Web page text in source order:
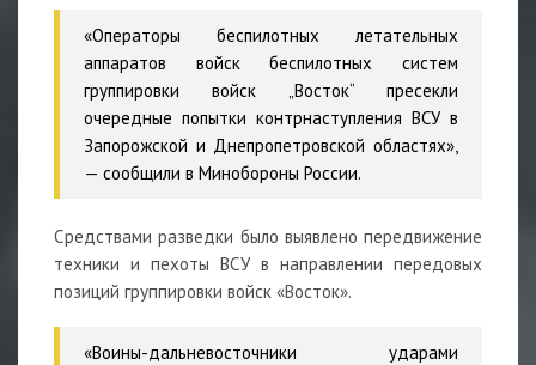
«Операторы беспилотных летательных
аппаратов войск беспилотных систем
группировки войск „Восток“ пресекли
очередные попытки контрнаступления ВСУ в
Запорожской и Днепропетровской областях»,
— сообщили в Минобороны России.
Средствами разведки было выявлено передвижение
техники и пехоты ВСУ в направлении передовых
позиций группировки войск «Восток».
«Воины-дальневосточники ударами